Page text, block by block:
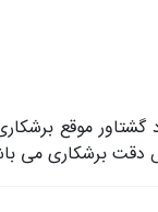
گشتاور موقع
دقت برشکاری می